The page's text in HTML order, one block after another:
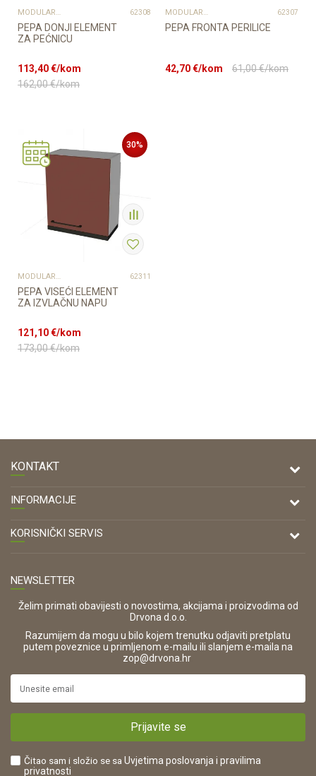
MODULARNI ELEMENTI ZA KUHINJE 62308
PEPA DONJI ELEMENT
ZA PEĆNICU
113,40€/kom
162,00€/kom
MODULARNI ELEMENTI ZA KUHINJE 62307
PEPA FRONTA PERILICE
42,70€/kom 61,00€/kom
30%
MODULARNI ELEMENTI ZA KUHINJE 62311
PEPA VISEĆI ELEMENT
ZA IZVLAČNU NAPU
121,10€/kom
173,00€/kom
KONTAKT
DRVONA D.O.O.
Antuna Mihanovića 7,
47000 Karlovac
OIB:
42821181683
16280
https://www.drvona.hr/
POREZNI BROJ:
INFORMACIJE
O nama
KORISNIČKI SERVIS
Zaštita privatnosti i osobnih podataka
Korištenje kolačića
Pravo na odustajanje i jednostrani raskid ugovora
Reklamacije
Plaćanje karticama
Što dobivam registracijom?
NEWSLETTER
Želim primati obavijesti o novostima, akcijama i proizvodima od
Drvona d.o.o.
Razumijem da mogu u bilo kojem trenutku odjaviti pretplatu
putem poveznice u primljenom e-mailu ili slanjem e-maila na
zop@drvona.hr
Prijavite se
Čitao sam i složio se sa Uvjetima poslovanja i pravilima
privatnosti